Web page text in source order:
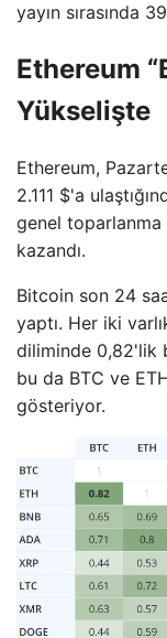
yayın sırasında
Ethereum
Yükselişte
Ethereum,
2.111 $'a
genel toparlanma
kazandı.
Bitcoin son 24
yaptı. Her iki
diliminde 0,82'lik
bu da BTC ve
gösteriyor.